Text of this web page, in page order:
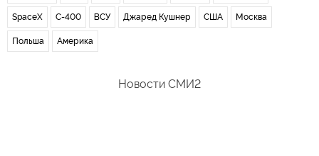
SpaceX С-400 ВСУ Джаред Кушнер США Москва
Польша Америка
Новости СМИ2